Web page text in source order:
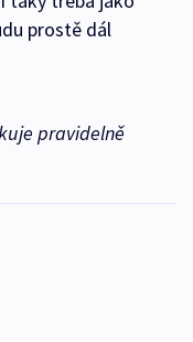
prostě dál
pravidelně